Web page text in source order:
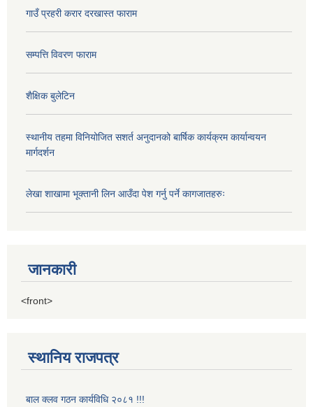
गाउँ प्रहरी करार दरखास्त फाराम
सम्पत्ति विवरण फाराम
शैक्षिक बुलेटिन
स्थानीय तहमा विनियोजित सशर्त अनुदानको बार्षिक कार्यक्रम कार्यान्वयन
मार्गदर्शन
लेखा शाखामा भूक्तानी लिन आउँदा पेश गर्नु पर्ने कागजातहरुः
जानकारी
<front>
स्थानिय राजपत्र
बाल क्लव गठन कार्यविधि २०८१ !!!